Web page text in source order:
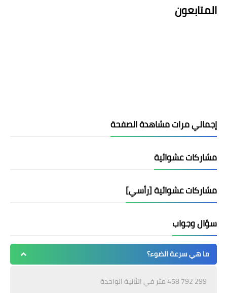
المتابعون
إجمالي مرات مشاهدة الصفحة
مشاركات عشوائية
مشاركات عشوائية [رأسي]
سؤال وجواب
ما هي سرعة الضوء؟
299 792 458 مثر في الثانية الواحدة